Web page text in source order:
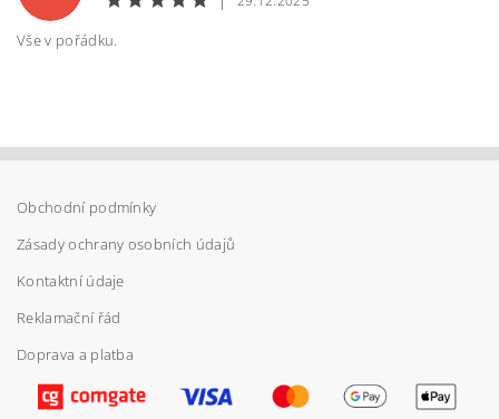
Vložením hodnocení souhlasíte s
ochrany osobních údajů
Vše v pořádku.
Obchodní podmínky
Zásady ochrany osobních údajů
Kontaktní údaje
Reklamační řád
Doprava a platba